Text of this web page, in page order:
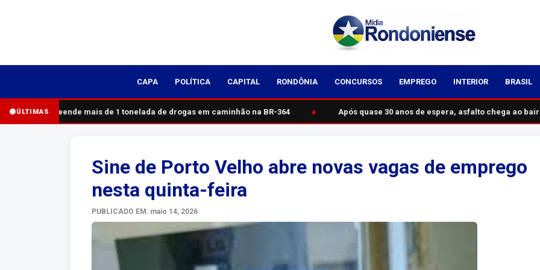
CAPA POLÍTICA CAPITAL RONDÔNIA CONCURSOS EMPREGO INTERIOR BRASIL
ÚLTIMAS
PRF apreende mais de 1 tonelada de drogas em caminhão na BR-364 Após quase 30 anos de espera, asfalto chega ao
Sine de Porto Velho abre novas vagas de emprego
nesta quinta-feira
PUBLICADO EM: maio 14, 2026